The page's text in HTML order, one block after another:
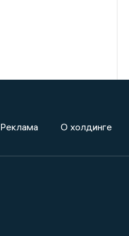
Реклама О холдинге